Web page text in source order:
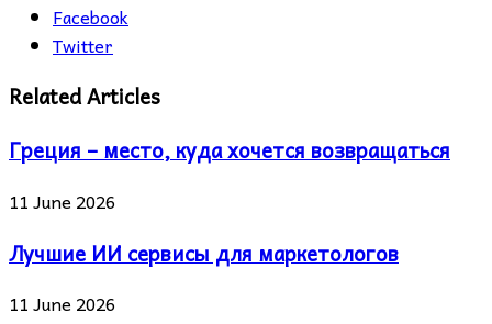
Facebook
Twitter
Related Articles
Греция – место, куда хочется возвращаться
11 June 2026
Лучшие ИИ сервисы для маркетологов
11 June 2026